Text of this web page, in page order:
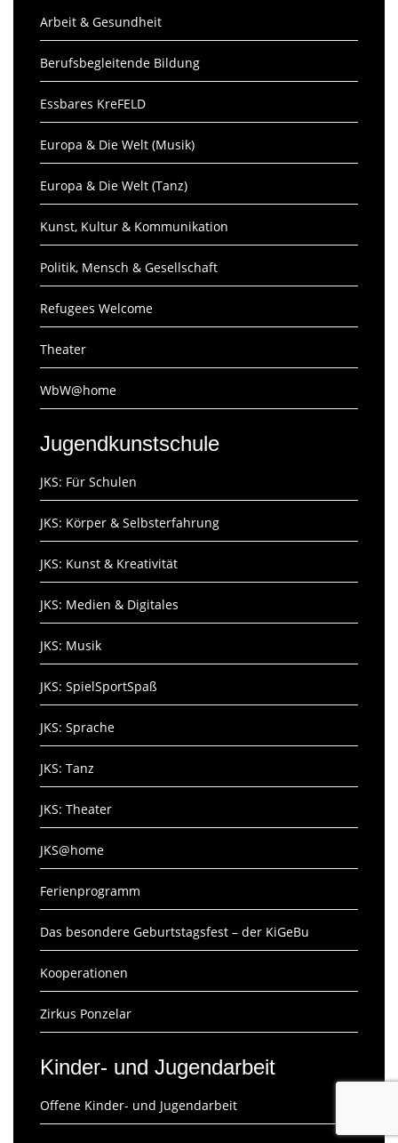
Arbeit & Gesundheit
Berufsbegleitende Bildung
Essbares KreFELD
Europa & Die Welt (Musik)
Europa & Die Welt (Tanz)
Kunst, Kultur & Kommunikation
Politik, Mensch & Gesellschaft
Refugees Welcome
Theater
WbW@home
Jugendkunstschule
JKS: Für Schulen
JKS: Körper & Selbsterfahrung
JKS: Kunst & Kreativität
JKS: Medien & Digitales
JKS: Musik
JKS: SpielSportSpaß
JKS: Sprache
JKS: Tanz
JKS: Theater
JKS@home
Ferienprogramm
Das besondere Geburtstagsfest – der KiGeBu
Kooperationen
Zirkus Ponzelar
Kinder- und Jugendarbeit
Offene Kinder- und Jugendarbeit